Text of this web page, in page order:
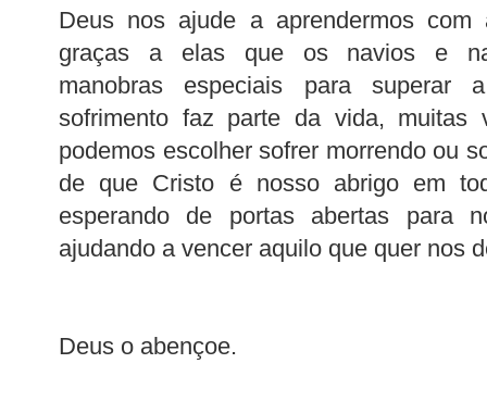
Deus nos ajude a aprendermos com
graças a elas que os navios e
manobras especiais para
sofrimento faz parte da vida, muitas
podemos escolher sofrer morrendo ou
de que Cristo é nosso abrigo em
esperando de portas abertas para
ajudando a vencer aquilo que quer nos
Deus o abençoe.